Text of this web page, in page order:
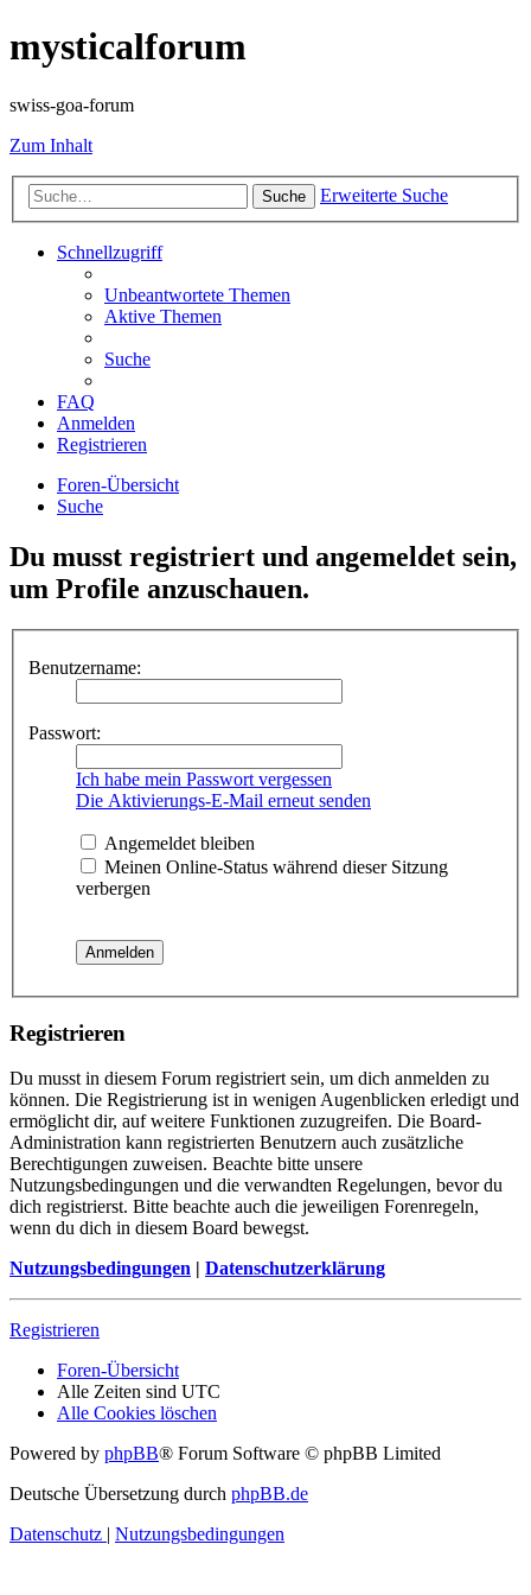
mysticalforum
swiss-goa-forum
Zum Inhalt
Suche Erweiterte Suche
Schnellzugriff
Unbeantwortete Themen
Aktive Themen
Suche
FAQ
Anmelden
Registrieren
Foren-Übersicht
Suche
Du musst registriert und angemeldet sein,
um Profile anzuschauen.
Benutzername:
Passwort:
Ich habe mein Passwort vergessen
Die Aktivierungs-E-Mail erneut senden
Angemeldet bleiben
Meinen Online-Status während dieser Sitzung
verbergen
Registrieren
Du musst in diesem Forum registriert sein, um dich anmelden zu
können. Die Registrierung ist in wenigen Augenblicken erledigt und
ermöglicht dir, auf weitere Funktionen zuzugreifen. Die Board-
Administration kann registrierten Benutzern auch zusätzliche
Berechtigungen zuweisen. Beachte bitte unsere
Nutzungsbedingungen und die verwandten Regelungen, bevor du
dich registrierst. Bitte beachte auch die jeweiligen Forenregeln,
wenn du dich in diesem Board bewegst.
Nutzungsbedingungen | Datenschutzerklärung
Registrieren
Foren-Übersicht
Alle Zeiten sind UTC
Alle Cookies löschen
Powered by phpBB® Forum Software © phpBB Limited
Deutsche Übersetzung durch phpBB.de
Datenschutz | Nutzungsbedingungen